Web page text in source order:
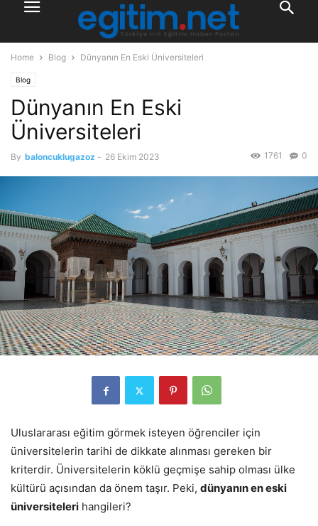
Home Blog Dünyanın En Eski Üniversiteleri
Blog
Dünyanın En Eski
Üniversiteleri
By baloncuklugazoz - 26 Ekim 2023 0
1761
Uluslararası eğitim görmek isteyen öğrenciler için
üniversitelerin tarihi de dikkate alınması gereken bir
kriterdir. Üniversitelerin köklü geçmişe sahip olması ülke
kültürü açısından da önem taşır. Peki, dünyanın en eski
üniversiteleri hangileri?